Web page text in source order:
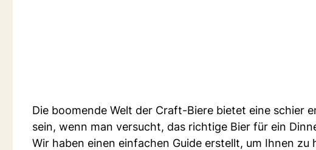
Die boomende Welt der Craft-Biere bietet eine schier
sein, wenn man versucht, das richtige Bier für ein
Wir haben einen einfachen Guide erstellt, um Ihnen